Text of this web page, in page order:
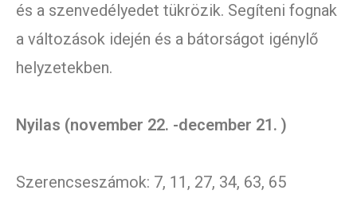
és a szenvedélyedet tükrözik. Segíteni fognak
a változások idején és a bátorságot igénylő
helyzetekben.
Nyilas (november 22. -december 21. )
Szerencseszámok: 7, 11, 27, 34, 63, 65